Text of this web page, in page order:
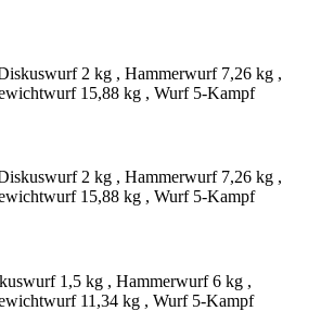
2 kg , Hammerwurf 7,26 kg ,
15,88 kg , Wurf 5-Kampf
2 kg , Hammerwurf 7,26 kg ,
15,88 kg , Wurf 5-Kampf
1,5 kg , Hammerwurf 6 kg ,
11,34 kg , Wurf 5-Kampf